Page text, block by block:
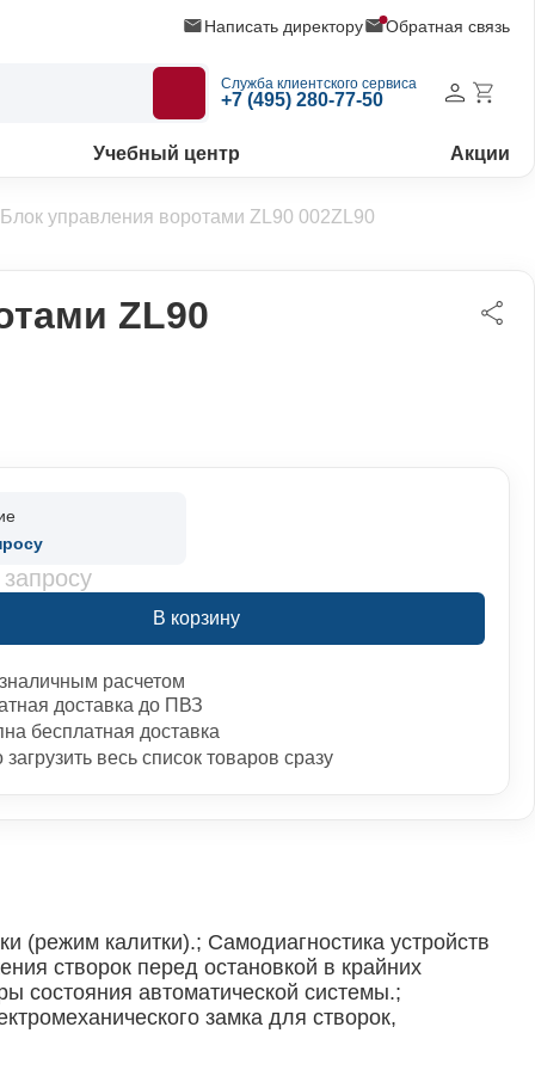
Написать директору Обратная связь
Служба клиентского сервиса
+7 (495) 280-77-50
Учебный центр Акции
Блок управления воротами ZL90 002ZL90
ZL90
В корзину
расчетом
доставка до ПВЗ
бесплатная доставка
весь список товаров сразу
(режим калитки).; Самодиагностика устройств
створок перед остановкой в крайних
состояния автоматической системы.;
замка для створок,